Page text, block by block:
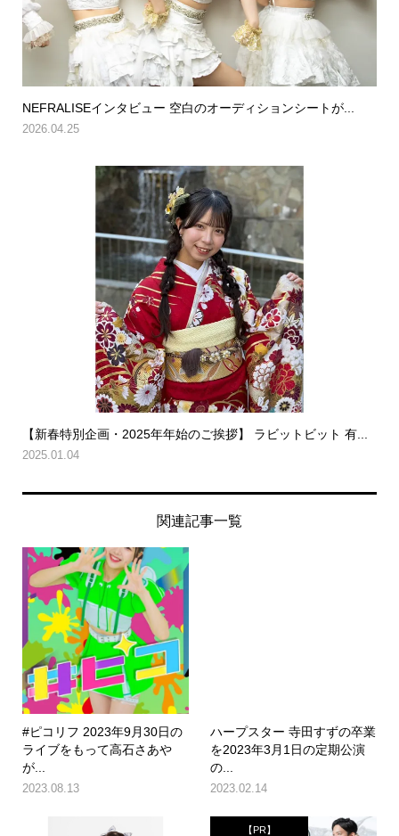
NEFRALISEインタビュー 空白のオーディションシートが...
2026.04.25
【新春特別企画・2025年年始のご挨拶】 ラビットビット 有...
2025.01.04
関連記事一覧
#ピコリフ 2023年9月30日の
ライブをもって高石さあや
が...
2023.08.13
ハープスター 寺田すずの卒業
を2023年3月1日の定期公演
の...
2023.02.14
【PR】